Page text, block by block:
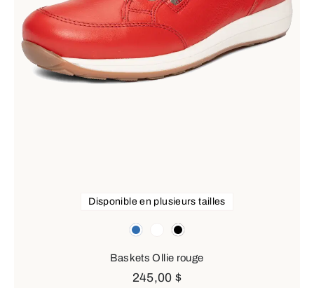
bleu blancnoir
Disponible en plusieurs tailles
Baskets Ollie rouge
245,00 $